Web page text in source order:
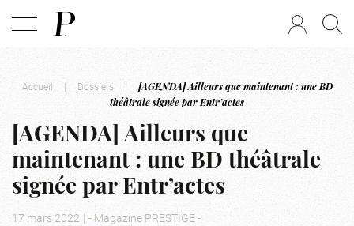
Accueil | Dossiers |
[AGENDA] Ailleurs que maintenant : une BD
théâtrale signée par Entr’actes
[AGENDA] Ailleurs que
maintenant : une BD théâtrale
signée par Entr’actes
17 mars 2022 | - Magazine PRESTIGE -